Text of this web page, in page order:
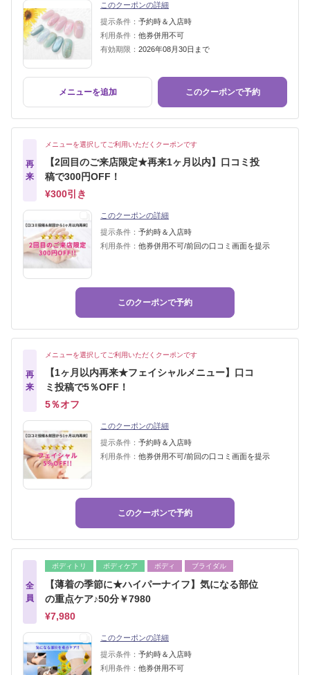
このクーポンの詳細
提示条件： 予約時＆入店時
利用条件： 他券併用不可
有効期限： 2026年08月30日まで
メニューを追加 このクーポンで予約
再
来
メニューを選択してご利用いただくクーポンです
【2回目のご来店限定★再来1ヶ月以内】口コミ投
稿で300円OFF！
¥300引き
このクーポンの詳細
提示条件： 予約時＆入店時
利用条件： 他券併用不可/前回の口コミ画面を提示
このクーポンで予約
再
来
メニューを選択してご利用いただくクーポンです
【1ヶ月以内再来★フェイシャルメニュー】口コ
ミ投稿で5％OFF！
5％オフ
このクーポンの詳細
提示条件： 予約時＆入店時
利用条件： 他券併用不可/前回の口コミ画面を提示
このクーポンで予約
全
員
ボディトリ ボディケア ボディ ブライダル
【薄着の季節に★ハイパーナイフ】気になる部位
の重点ケア♪50分￥7980
¥7,980
このクーポンの詳細
提示条件： 予約時＆入店時
利用条件： 他券併用不可